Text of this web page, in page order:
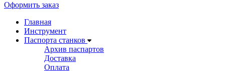
Оформить заказ
Главная
Инструмент
Паспорта станков
Архив паспартов
Доставка
Оплата